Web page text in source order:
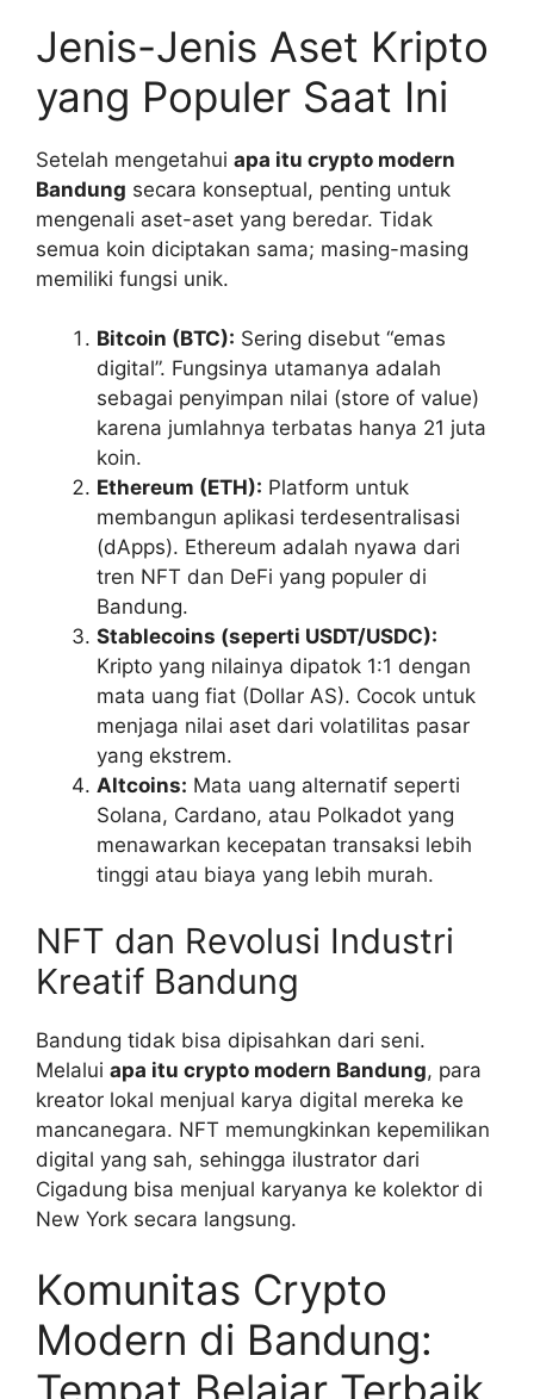
Jenis-Jenis Aset Kripto
yang Populer Saat Ini
Setelah mengetahui apa itu crypto modern
Bandung secara konseptual, penting untuk
mengenali aset-aset yang beredar. Tidak
semua koin diciptakan sama; masing-masing
memiliki fungsi unik.
Bitcoin (BTC): Sering disebut “emas
digital”. Fungsinya utamanya adalah
sebagai penyimpan nilai (store of value)
karena jumlahnya terbatas hanya 21 juta
koin.
Ethereum (ETH): Platform untuk
membangun aplikasi terdesentralisasi
(dApps). Ethereum adalah nyawa dari
tren NFT dan DeFi yang populer di
Bandung.
Stablecoins (seperti USDT/USDC):
Kripto yang nilainya dipatok 1:1 dengan
mata uang fiat (Dollar AS). Cocok untuk
menjaga nilai aset dari volatilitas pasar
yang ekstrem.
Altcoins: Mata uang alternatif seperti
Solana, Cardano, atau Polkadot yang
menawarkan kecepatan transaksi lebih
tinggi atau biaya yang lebih murah.
NFT dan Revolusi Industri
Kreatif Bandung
Bandung tidak bisa dipisahkan dari seni.
Melalui apa itu crypto modern Bandung, para
kreator lokal menjual karya digital mereka ke
mancanegara. NFT memungkinkan kepemilikan
digital yang sah, sehingga ilustrator dari
Cigadung bisa menjual karyanya ke kolektor di
New York secara langsung.
Komunitas Crypto
Modern di Bandung: